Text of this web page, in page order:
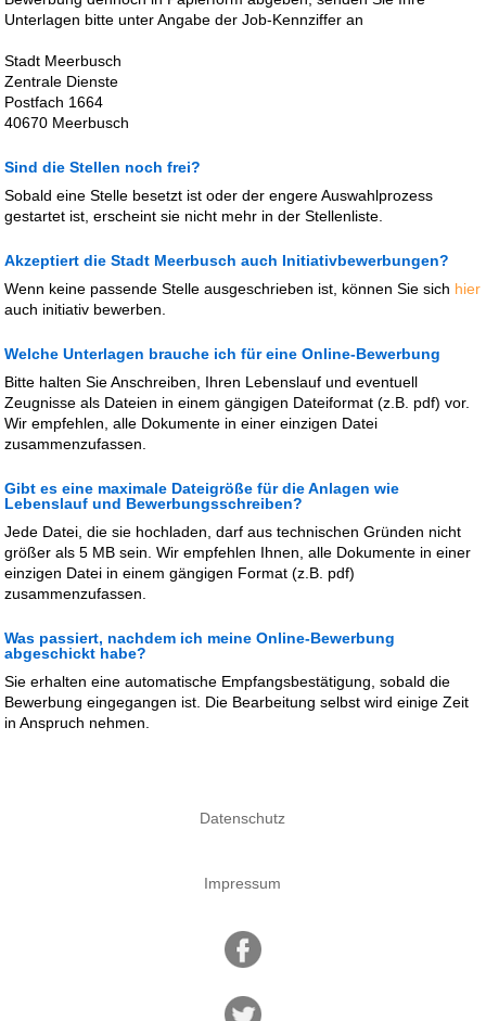
Unterlagen bitte unter Angabe der Job-Kennziffer an
Stadt Meerbusch
Zentrale Dienste
Postfach 1664
40670 Meerbusch
Sind die Stellen noch frei?
Sobald eine Stelle besetzt ist oder der engere Auswahlprozess
gestartet ist, erscheint sie nicht mehr in der Stellenliste.
Akzeptiert die Stadt Meerbusch auch Initiativbewerbungen?
Wenn keine passende Stelle ausgeschrieben ist, können Sie sich hier
auch initiativ bewerben.
Welche Unterlagen brauche ich für eine Online-Bewerbung
Bitte halten Sie Anschreiben, Ihren Lebenslauf und eventuell
Zeugnisse als Dateien in einem gängigen Dateiformat (z.B. pdf) vor.
Wir empfehlen, alle Dokumente in einer einzigen Datei
zusammenzufassen.
Gibt es eine maximale Dateigröße für die Anlagen wie
Lebenslauf und Bewerbungsschreiben?
Jede Datei, die sie hochladen, darf aus technischen Gründen nicht
größer als 5 MB sein. Wir empfehlen Ihnen, alle Dokumente in einer
einzigen Datei in einem gängigen Format (z.B. pdf)
zusammenzufassen.
Was passiert, nachdem ich meine Online-Bewerbung
abgeschickt habe?
Sie erhalten eine automatische Empfangsbestätigung, sobald die
Bewerbung eingegangen ist. Die Bearbeitung selbst wird einige Zeit
in Anspruch nehmen.
Datenschutz
Impressum